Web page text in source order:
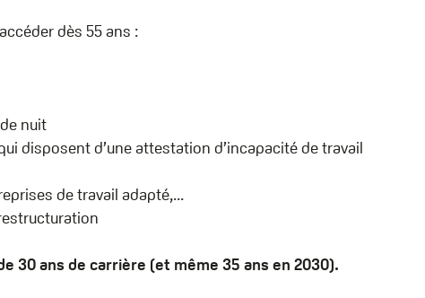
dès 55 ans :
nuit
disposent d’une attestation d’incapacité de travail
de travail adapté,...
30 ans de carrière (et même 35 ans en 2030).